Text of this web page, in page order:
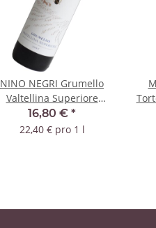
NINO NEGRI Grumello
Valtellina Superiore
2020 DOCG
16,80 € *
22,40 € pro 1 l